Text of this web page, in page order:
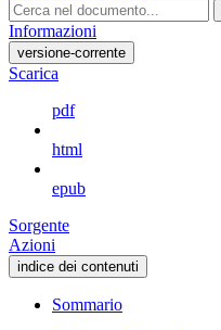
Informazioni
versione-corrente
Scarica
pdf
html
epub
Sorgente
Azioni
indice dei contenuti
Sommario